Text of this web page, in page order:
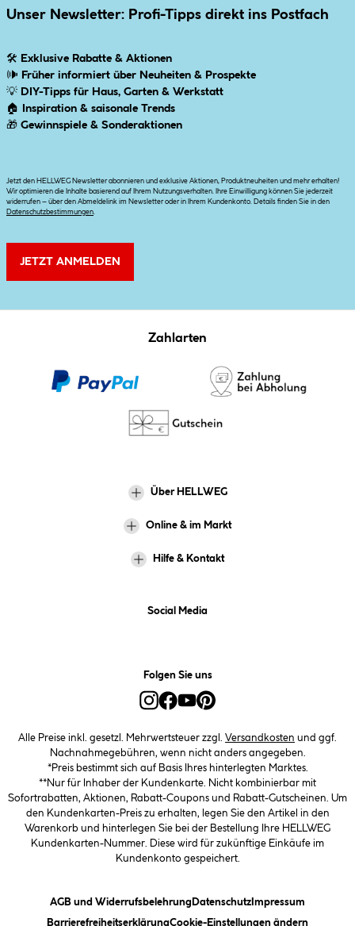
Unser Newsletter: Profi-Tipps direkt ins Postfach
🛠 Exklusive Rabatte & Aktionen
🕪 Früher informiert über Neuheiten & Prospekte
💡 DIY-Tipps für Haus, Garten & Werkstatt
🏠
Inspiration & saisonale Trends
🎁 Gewinnspiele & Sonderaktionen
Jetzt den HELLWEG Newsletter abonnieren und exklusive Aktionen, Produktneuheiten und mehr erhalten!
Wir optimieren die Inhalte basierend auf Ihrem Nutzungsverhalten. Ihre Einwilligung können Sie jederzeit
widerrufen – über den Abmeldelink im Newsletter oder in Ihrem Kundenkonto. Details finden Sie in den
Datenschutzbestimmungen.
JETZT ANMELDEN
Zahlarten
Über HELLWEG
Online & im Markt
Hilfe & Kontakt
Social Media
Folgen Sie uns
Alle Preise inkl. gesetzl. Mehrwertsteuer zzgl. Versandkosten und ggf.
Nachnahmegebühren, wenn nicht anders angegeben.
*Preis bestimmt sich auf Basis Ihres hinterlegten Marktes.
**Nur für Inhaber der Kundenkarte. Nicht kombinierbar mit
Sofortrabatten, Aktionen, Rabatt-Coupons und Rabatt-Gutscheinen. Um
den Kundenkarten-Preis zu erhalten, legen Sie den Artikel in den
Warenkorb und hinterlegen Sie bei der Bestellung Ihre HELLWEG
Kundenkarten-Nummer. Diese wird für zukünftige Einkäufe im
Kundenkonto gespeichert.
AGB und Widerrufsbelehrung (öffnet ein Dialogfeld)
Datenschutz(öffnet ein Dialogfeld)
Impressum
Barrierefreiheitserklärung(öffnet ein Dialogfeld)
Cookie-Einstellungen ändern(öffnet